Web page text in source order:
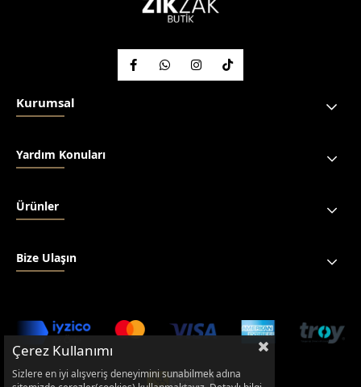
Kurumsal
Yardım Konuları
Ürünler
Bize Ulaşın
Çerez Kullanımı
Sizlere en iyi alışveriş deneyimini sunabilmek adına